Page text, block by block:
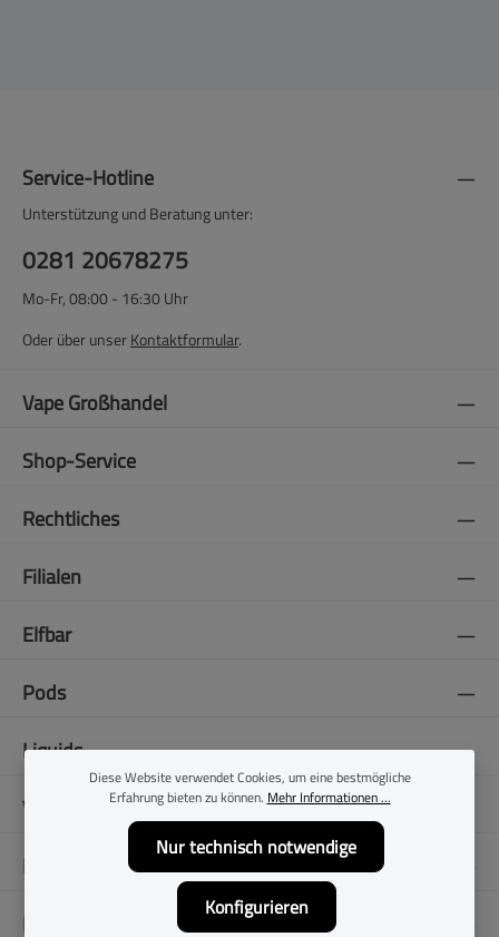
Service-Hotline
Unterstützung und Beratung unter:
0281 20678275
Mo-Fr, 08:00 - 16:30 Uhr
Oder über unserKontaktformular.
Vape Großhandel
Shop-Service
Rechtliches
Filialen
Elfbar
Pods
Liquids
Vapes
E-Zigaretten
Folge uns
Diese Website verwendet Cookies, um eine bestmögliche
Erfahrung bieten zu können. Mehr Informationen ...
Nur technisch notwendige
Konfigurieren